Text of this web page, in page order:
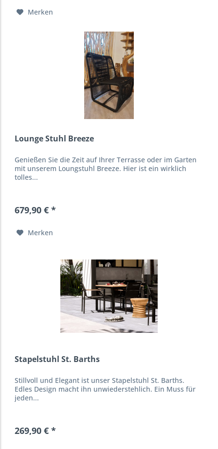
Merken
Lounge Stuhl Breeze
Genießen Sie die Zeit auf Ihrer Terrasse oder im Garten
mit unserem Loungstuhl Breeze. Hier ist ein wirklich
tolles...
679,90 € *
Merken
Stapelstuhl St. Barths
Stillvoll und Elegant ist unser Stapelstuhl St. Barths.
Edles Design macht ihn unwiederstehlich. Ein Muss für
jeden...
269,90 € *